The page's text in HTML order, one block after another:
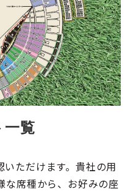
一覧
ただけます。貴社の用
な席種から、お好みの座